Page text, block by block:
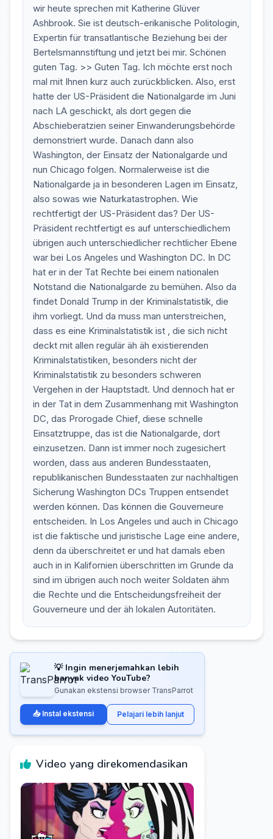
wir heute sprechen mit Katherine Glüver
Ashbrook. Sie ist deutsch-erikanische Politologin,
Expertin für transatlantische Beziehung bei der
Bertelsmannstiftung und jetzt bei mir. Schönen
guten Tag. >> Guten Tag. Ich möchte erst noch
mal mit Ihnen kurz auch zurückblicken. Also, erst
hatte der US-Präsident die Nationalgarde im Juni
nach LA geschickt, als dort gegen die
Abschieberatzien seiner Einwanderungsbehörde
demonstriert wurde. Danach dann also
Washington, der Einsatz der Nationalgarde und
nun Chicago folgen. Normalerweise ist die
Nationalgarde ja in besonderen Lagen im Einsatz,
also sowas wie Naturkatastrophen. Wie
rechtfertigt der US-Präsident das? Der US-
Präsident rechtfertigt es auf unterschiedlichem
übrigen auch unterschiedlicher rechtlicher Ebene
war bei Los Angeles und Washington DC. In DC
hat er in der Tat Rechte bei einem nationalen
Notstand die Nationalgarde zu bemühen. Also da
findet Donald Trump in der Kriminalstatistik, die
ihm vorliegt. Und da muss man unterstreichen,
dass es eine Kriminalstatistik ist , die sich nicht
deckt mit allen regulär äh äh existierenden
Kriminalstatistiken, besonders nicht der
Kriminalstatistik zu besonders schweren
Vergehen in der Hauptstadt. Und dennoch hat er
in der Tat in dem Zusammenhang mit Washington
DC, das Prorogade Chief, diese schnelle
Einsatztruppe, das ist die Nationalgarde, dort
einzusetzen. Dann ist immer noch zugesichert
worden, dass aus anderen Bundesstaaten,
republikanischen Bundesstaaten zur nachhaltigen
Sicherung Washington DCs Truppen entsendet
werden können. Das können die Gouverneure
entscheiden. In Los Angeles und auch in Chicago
ist die faktische und juristische Lage eine andere,
denn da überschreitet er und hat damals eben
auch in in Kalifornien überschritten im Grunde da
sind im übrigen auch noch weiter Soldaten ähm
die Rechte und die Entscheidungsfreiheit der
Gouverneure und der äh lokalen Autoritäten.
💡 Ingin menerjemahkan lebih
banyak video YouTube?
Gunakan ekstensi browser TransParrot
📥 Instal ekstensi Pelajari lebih lanjut
Video yang direkomendasikan